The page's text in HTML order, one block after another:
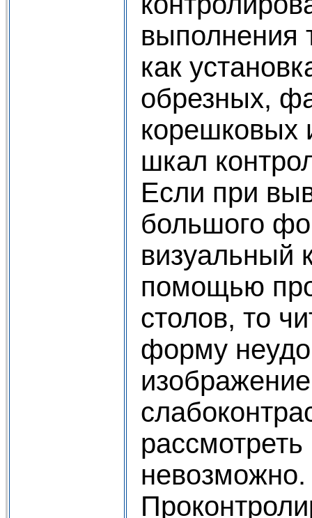
выполнения
как
обрезных,
корешковых
шкал
Если при
большого
визуальный
помощью
столов, то
форму
невозможно.